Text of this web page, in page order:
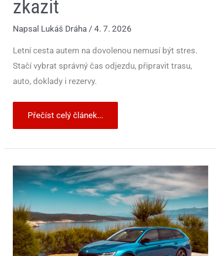
zkazit
Napsal Lukáš Dráha/4. 7. 2026
Letní cesta autem na dovolenou nemusí být stres.
Stačí vybrat správný čas odjezdu, připravit trasu,
auto, doklady i rezervy.
Přečíst celý článek...
Zapomeňte
na
nudnou
dálnici.
Těchto
8
chorvatských
silnic
vám
vezme
dech